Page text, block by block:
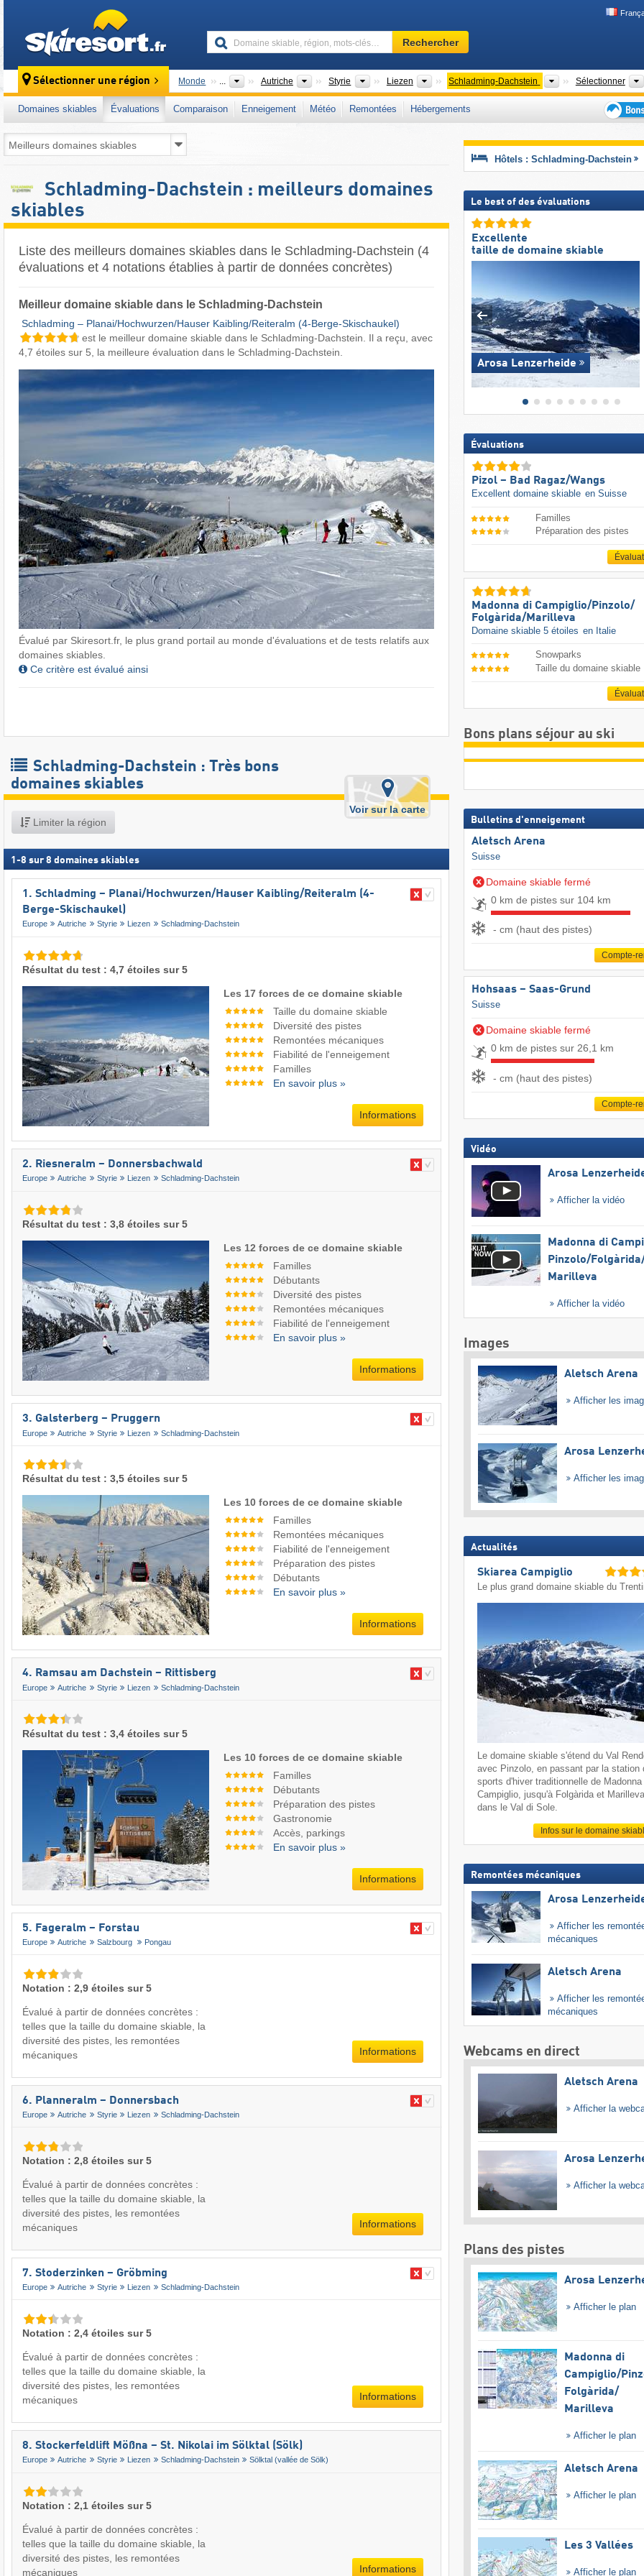
Domaine
skiable,
mots-
clés…
Rechercher
Sélectionner une région Monde ... Autriche PaysStyrie États fédérés (Bundesländer)
Liezen Districts
Schladming-Dachstein Régions touristiques
Sélectionner
Domaines skiables Évaluations Comparaison Enneigement Météo Remontées
Hébergements
plans
séjour
Schladming-Dachstein : meilleurs domaines
skiables
Liste des meilleurs domaines skiables dans le Schladming-Dachstein (4
évaluations et 4 notations établies à partir de données concrètes)
Meilleur domaine skiable dans le Schladming-Dachstein
Schladming – Planai/​Hochwurzen/​Hauser Kaibling/​Reiteralm (4-Berge-Skischaukel)
est le meilleur domaine skiable dans le Schladming-Dachstein. Il a reçu, avec
4,7 étoiles sur 5, la meilleure évaluation dans le Schladming-Dachstein.
Évalué par Skiresort.fr, le plus grand portail au monde d'évaluations et de tests relatifs aux
domaines skiables.
Ce critère est évalué ainsi
Schladming-Dachstein : Très bons
domaines skiables
Limiter la région
Voir sur la carte
1 -8 sur8 domaines skiables
1. Schladming – Planai/​Hochwurzen/​Hauser Kaibling/​Reiteralm (4-
Berge-Skischaukel)
Europe Autriche Styrie Liezen Schladming-Dachstein
Résultat du test : 4,7 étoiles sur 5
Les 17 forces de ce domaine skiable
Taille du domaine skiable
Diversité des pistes
Remontées mécaniques
Fiabilité de l'enneigement
Familles
En savoir plus »
Informations
2. Riesneralm – Donnersbachwald
Europe Autriche Styrie Liezen Schladming-Dachstein
Résultat du test : 3,8 étoiles sur 5
Les 12 forces de ce domaine skiable
Familles
Débutants
Diversité des pistes
Remontées mécaniques
Fiabilité de l'enneigement
En savoir plus »
Informations
3. Galsterberg – Pruggern
Europe Autriche Styrie Liezen Schladming-Dachstein
Résultat du test : 3,5 étoiles sur 5
Les 10 forces de ce domaine skiable
Familles
Remontées mécaniques
Fiabilité de l'enneigement
Préparation des pistes
Débutants
En savoir plus »
Informations
4. Ramsau am Dachstein – Rittisberg
Europe Autriche Styrie Liezen Schladming-Dachstein
Résultat du test : 3,4 étoiles sur 5
Les 10 forces de ce domaine skiable
Familles
Débutants
Préparation des pistes
Gastronomie
Accès, parkings
En savoir plus »
Informations
5. Fageralm – Forstau
Europe Autriche Salzbourg Pongau
Notation : 2,9 étoiles sur 5
Évalué à partir de données concrètes :
telles que la taille du domaine skiable, la
diversité des pistes, les remontées
mécaniques
Informations
6. Planneralm – Donnersbach
Europe Autriche Styrie Liezen Schladming-Dachstein
Notation : 2,8 étoiles sur 5
Évalué à partir de données concrètes :
telles que la taille du domaine skiable, la
diversité des pistes, les remontées
mécaniques
Informations
7. Stoderzinken – Gröbming
Europe Autriche Styrie Liezen Schladming-Dachstein
Notation : 2,4 étoiles sur 5
Évalué à partir de données concrètes :
telles que la taille du domaine skiable, la
diversité des pistes, les remontées
mécaniques
Informations
8. Stockerfeldlift Mößna – St. Nikolai im Sölktal (Sölk)
Europe Autriche Styrie Liezen Schladming-Dachstein Sölktal (vallée de Sölk)
Notation : 2,1 étoiles sur 5
Évalué à partir de données concrètes :
telles que la taille du domaine skiable, la
diversité des pistes, les remontées
mécaniques
Informations
Hôtels : Schladming-Dachstein
Le best of des évaluations
Excellente
taille de domaine skiable
Arosa Lenzerheide
Évaluations
Pizol – Bad Ragaz/​Wangs
Excellent domaine skiable en Suisse
Familles
Préparation des pistes
Madonna di Campiglio/​Pinzolo/​
Folgàrida/​Marilleva
Domaine skiable 5 étoiles en Italie
Snowparks
Taille du domaine skiable
Bons plans séjour au ski
Bulletins d'enneigement
Aletsch Arena
Suisse
Domaine skiable fermé
0 km de pistes sur 104 km
- cm (haut des pistes)
Compte-
Hohsaas – Saas-Grund
Suisse
Domaine skiable fermé
0 km de pistes sur 26,1 km
- cm (haut des pistes)
Compte-
Vidéo
Arosa
Afficher la vidéo
Madonna di
Pinzolo/​
Marilleva
Afficher la vidéo
Images
Aletsch Arena
Afficher les
Arosa
Afficher les
Actualités
Skiarea Campiglio
Le plus grand domaine skiable du
Le domaine skiable s'étend du Val
avec Pinzolo, en passant par la station
sports d'hiver traditionnelle de Madonna
Campiglio, jusqu'à Folgàrida et
dans le Val di Sole.
Infos sur le domaine
Remontées mécaniques
Arosa
Afficher les
mécaniques
Aletsch Arena
Afficher les
mécaniques
Webcams en direct
Aletsch Arena
Afficher la
Arosa
Afficher la
Plans des pistes
Arosa
Afficher le plan
Madonna di
Campiglio/​
Folgàrida/​
Marilleva
Afficher le plan
Aletsch Arena
Afficher le plan
Les 3 Vallées
Afficher le plan